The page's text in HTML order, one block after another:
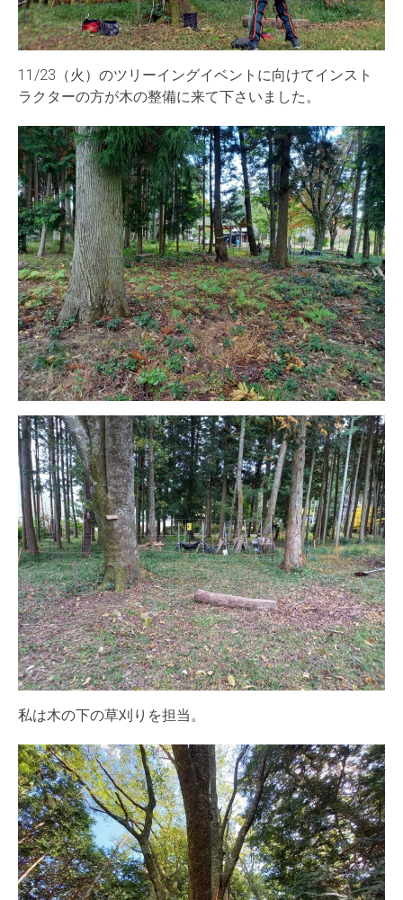
11/23（火）のツリーイングイベントに向けてインスト
ラクターの方が木の整備に来て下さいました。
私は木の下の草刈りを担当。